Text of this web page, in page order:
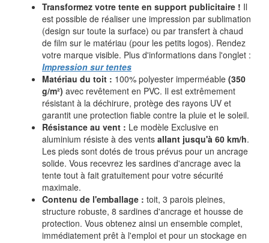
Transformez votre tente en support publicitaire ! Il
est possible de réaliser une impression par sublimation
(design sur toute la surface) ou par transfert à chaud
de film sur le matériau (pour les petits logos). Rendez
votre marque visible. Plus d'informations dans l'onglet :
Impression sur tentes
Matériau du toit : 100% polyester imperméable (350
g/m²) avec revêtement en PVC. Il est extrêmement
résistant à la déchirure, protège des rayons UV et
garantit une protection fiable contre la pluie et le soleil.
Résistance au vent : Le modèle Exclusive en
aluminium résiste à des vents allant jusqu'à 60 km/h.
Les pieds sont dotés de trous prévus pour un ancrage
solide. Vous recevrez les sardines d'ancrage avec la
tente tout à fait gratuitement pour votre sécurité
maximale.
Contenu de l'emballage : toit, 3 parois pleines,
structure robuste, 8 sardines d'ancrage et housse de
protection. Vous obtenez ainsi un ensemble complet,
immédiatement prêt à l'emploi et pour un stockage en